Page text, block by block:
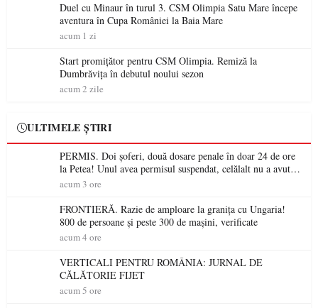
Duel cu Minaur în turul 3. CSM Olimpia Satu Mare începe
aventura în Cupa României la Baia Mare
acum 1 zi
Start promițător pentru CSM Olimpia. Remiză la
Dumbrăvița în debutul noului sezon
acum 2 zile
ULTIMELE ȘTIRI
PERMIS. Doi șoferi, două dosare penale în doar 24 de ore
la Petea! Unul avea permisul suspendat, celălalt nu a avut
niciodată permis
acum 3 ore
FRONTIERĂ. Razie de amploare la granița cu Ungaria!
800 de persoane și peste 300 de mașini, verificate
acum 4 ore
VERTICALI PENTRU ROMÂNIA: JURNAL DE
CĂLĂTORIE FIJET
acum 5 ore